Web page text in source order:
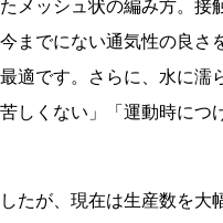
メッシュ状の編み方。接
までにない通気性の良さ
適です。さらに、水に濡
しくない」「運動時につ
たが、現在は生産数を大